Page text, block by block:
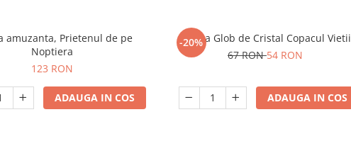
amuzanta, Prietenul de pe
Noptiera
123 RON
ADAUGA IN COS
-20%
Lampa Glob de Cristal Copacul Vietii
67 RON54 RON
ADAUGA IN COS